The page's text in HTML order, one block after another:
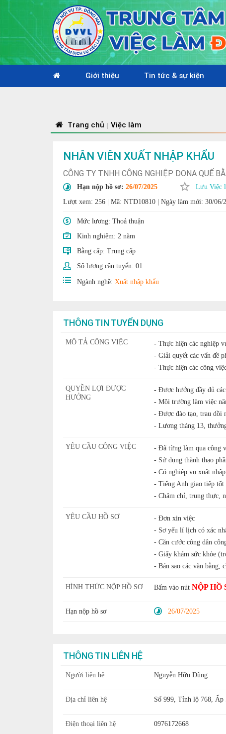
Giới thiệu Tin tức & sự kiện
Trang chủ | Việc làm
NHÂN VIÊN XUẤT NHẬP KHẨU
CÔNG TY TNHH CÔNG NGHIỆP DONA QUẾ
Hạn nộp hồ sơ: 26/07/2025
Lưu Việc
Lượt xem: 256
Mã: NTD10810 Ngày làm mới: 30/06/
Mức lương: Thoả thuận
Kinh nghiệm: 2 năm
Bằng cấp: Trung cấp
Số lượng cần tuyển: 01
Ngành nghề: Xuất nhập khẩu
THÔNG TIN TUYỂN DỤNG
MÔ TẢ CÔNG VIỆC
- Thực hiện các nghiệp
- Giải quyết các vấn đề
- Thực hiện các công
QUYỀN LỢI ĐƯỢC
HƯỞNG
- Được hưởng đầy đủ
- Môi trường làm việc
- Được đào tạo, trau dồi
- Lương tháng 13,
YÊU CẦU CÔNG VIỆC
- Đã từng làm qua công
- Sử dụng thành thạo
- Có nghiệp vụ xuất
- Tiếng Anh giao tiếp tốt
- Chăm chỉ, trung thực,
YÊU CẦU HỒ SƠ
- Đơn xin việc
- Sơ yếu lí lịch có xác
- Căn cước công dân
- Giấy khám sức khỏe
- Bản sao các văn bằng,
HÌNH THỨC NỘP HỒ SƠ Bấm vào nút NỘP HỒ
Hạn nộp hồ sơ 26/07/2025
THÔNG TIN LIÊN HỆ
Người liên hệ Nguyễn Hữu Dũng
Địa chỉ liên hệ Số 999, Tỉnh lộ 768,
Điện thoại liên hệ 0976172668